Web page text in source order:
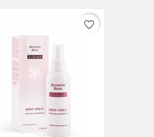
favorite_border